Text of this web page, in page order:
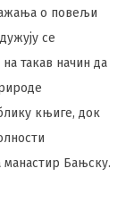
о повељи
се
такав начин да
књиге, док
Бањску.